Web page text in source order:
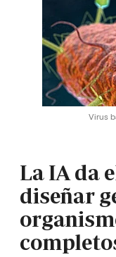
Virus
La IA da
diseñar